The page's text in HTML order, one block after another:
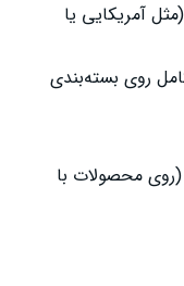
آمریکایی یا
روی بسته‌بندی
(روی محصولات با